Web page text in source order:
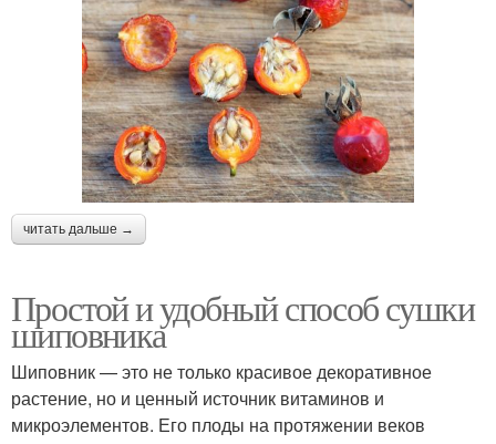
читать дальше →
Простой и удобный способ сушки
шиповника
Шиповник — это не только красивое декоративное
растение, но и ценный источник витаминов и
микроэлементов. Его плоды на протяжении веков